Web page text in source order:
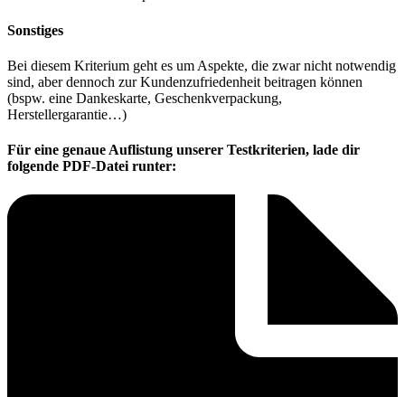
Sonstiges
Bei diesem Kriterium geht es um Aspekte, die zwar nicht notwendig
sind, aber dennoch zur Kundenzufriedenheit beitragen können
(bspw. eine Dankeskarte, Geschenkverpackung,
Herstellergarantie…)
Für eine genaue Auflistung unserer Testkriterien, lade dir
folgende PDF-Datei runter: